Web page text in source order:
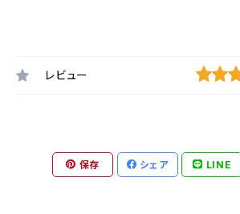
レビュー
保存 シェア LINE